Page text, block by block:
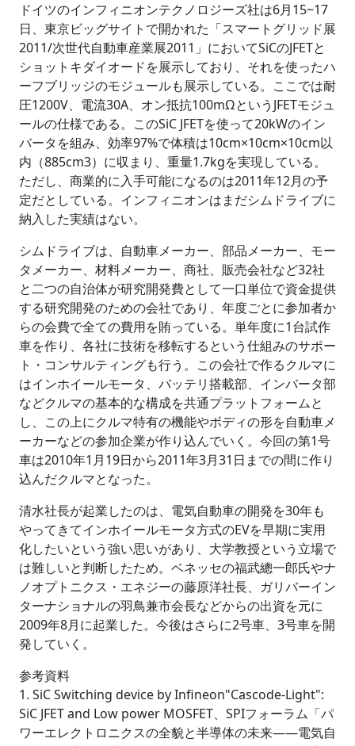
ドイツのインフィニオンテクノロジーズ社は6月15~17
日、東京ビッグサイトで開かれた「スマートグリッド展
2011/次世代自動車産業展2011」においてSiCのJFETと
ショットキダイオードを展示しており、それを使ったハ
ーフブリッジのモジュールも展示している。ここでは耐
圧1200V、電流30A、オン抵抗100mΩというJFETモジュ
ールの仕様である。このSiC JFETを使って20kWのイン
バータを組み、効率97%で体積は10cm×10cm×10cm以
内（885cm3）に収まり、重量1.7kgを実現している。
ただし、商業的に入手可能になるのは2011年12月の予
定だとしている。インフィニオンはまだシムドライブに
納入した実績はない。
シムドライブは、自動車メーカー、部品メーカー、モー
タメーカー、材料メーカー、商社、販売会社など32社
と二つの自治体が研究開発費として一口単位で資金提供
する研究開発のための会社であり、年度ごとに参加者か
らの会費で全ての費用を賄っている。単年度に1台試作
車を作り、各社に技術を移転するという仕組みのサポー
ト・コンサルティングも行う。この会社で作るクルマに
はインホイールモータ、バッテリ搭載部、インバータ部
などクルマの基本的な構成を共通プラットフォームと
し、この上にクルマ特有の機能やボディの形を自動車メ
ーカーなどの参加企業が作り込んでいく。今回の第1号
車は2010年1月19日から2011年3月31日までの間に作り
込んだクルマとなった。
清水社長が起業したのは、電気自動車の開発を30年も
やってきてインホイールモータ方式のEVを早期に実用
化したいという強い思いがあり、大学教授という立場で
は難しいと判断したため。ベネッセの福武總一郎氏やナ
ノオプトニクス・エネジーの藤原洋社長、ガリバーイン
ターナショナルの羽鳥兼市会長などからの出資を元に
2009年8月に起業した。今後はさらに2号車、3号車を開
発していく。
参考資料
1. SiC Switching device by Infineon"Cascode-Light":
SiC JFET and Low power MOSFET、SPIフォーラム「パ
ワーエレクトロニクスの全貌と半導体の未来――電気自